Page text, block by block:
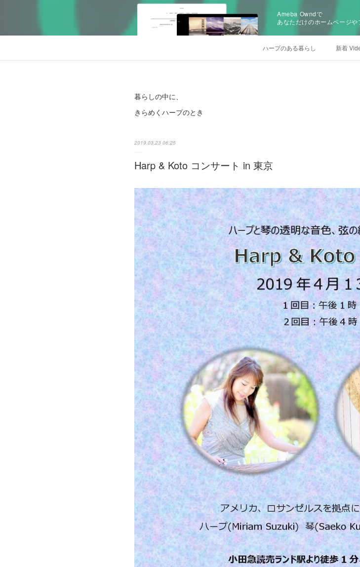
Ameba Owndで
あなただけのホームページや
ハープのある暮らし 新着
暮らしの中に、
きらめくハープのとき
2019.03.23 06:25
Harp & Koto コンサート in 東京